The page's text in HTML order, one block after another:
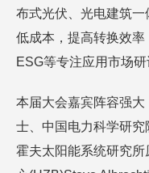
布式光伏、光电建筑
低成本，提高转换效
ESG等专注应用市场
本届大会嘉宾阵容强
士、中国电力科学研
霍夫太阳能系统研究